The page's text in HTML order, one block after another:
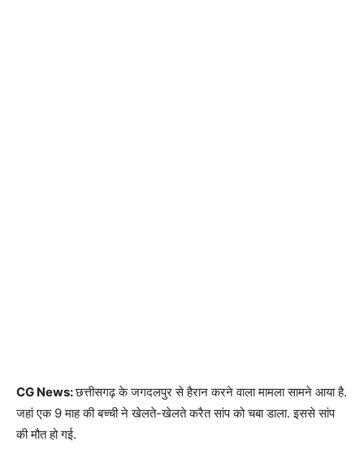
CG News:छत्तीसगढ़ के जगदलपुर से हैरान करने वाला मामला सामने आया है.
जहां एक 9 माह की बच्ची ने खेलते-खेलते करैत सांप को चबा डाला. इससे सांप
की मौत हो गई.